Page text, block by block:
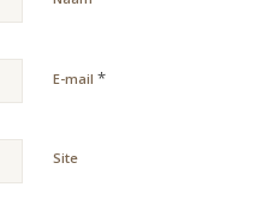
E-mail *
Site